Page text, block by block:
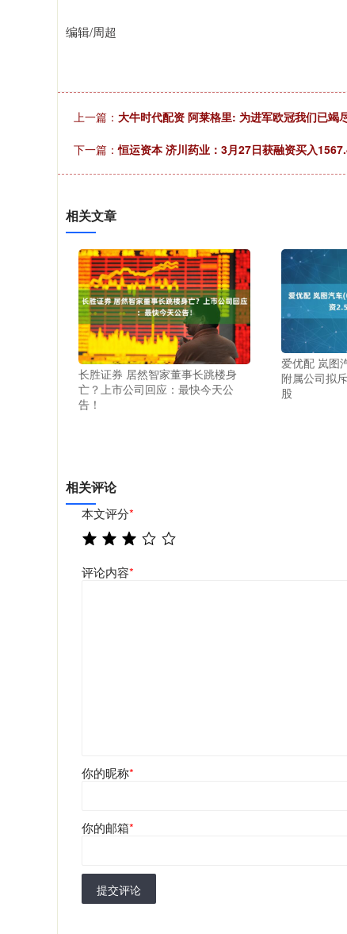
编辑/周超
上一篇： 大牛时代配资 阿莱格里: 为进军欧冠我们已竭
下一篇：恒运资本 济川药业：3月27日获融资买入
相关文章
长胜证券 居然智家董事长跳楼身
亡？上市公司回应：最快今天公
告！
爱优配 岚图
附属公司拟
股
相关评论
本文评分*
评论内容*
你的昵称*
你的邮箱*
提交评论